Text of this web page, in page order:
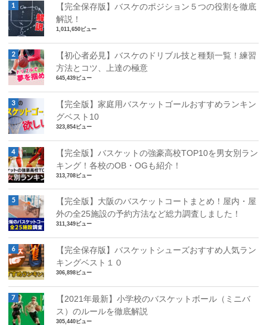
【完全保存版】バスケのポジション５つの役割を徹底
解説！
1,011,650ビュー
【初心者必見】バスケのドリブル技と種類一覧！練習
方法とコツ、上達の極意
645,439ビュー
【完全版】家庭用バスケットゴールおすすめランキン
グベスト10
323,854ビュー
【完全版】バスケットの強豪高校TOP10を男女別ラン
キング！各校のOB・OGも紹介！
313,708ビュー
【完全版】大阪のバスケットコートまとめ！屋内・屋
外の全25施設の予約方法など総力調査しました！
311,349ビュー
【完全保存版】バスケットシューズおすすめ人気ラン
キングベスト１０
306,898ビュー
【2021年最新】小学校のバスケットボール（ミニバ
ス）のルールを徹底解説
305,440ビュー